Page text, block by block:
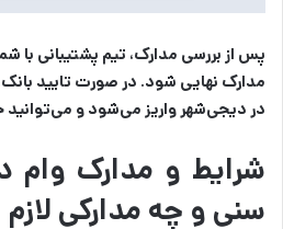
پس از بررسی مدارک، تیم پشتیبانی با
مدارک نهایی شود. در صورت تایید
در دیجی‌شهر واریز می‌شود و می‌توانید
شرایط و مدارک وام
سنی و چه مدارکی